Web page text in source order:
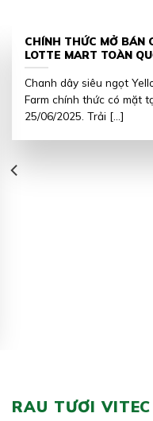
CHÍNH THỨC MỞ BÁN
LOTTE MART TOÀN
Chanh dây siêu ngọt
Farm chính thức có mặt
25/06/2025. Trải [...]
RAU TƯƠI